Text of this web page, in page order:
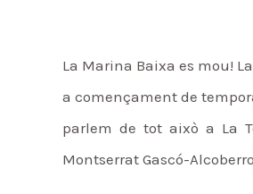
La Marina Baixa es mou!
a començament de
parlem de tot això a La
Montserrat Gascó-